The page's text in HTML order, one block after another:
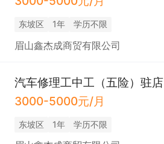
东坡区 1年 学历不限
眉山鑫杰成商贸有限公司
汽车修理工中工（五险）驻店
3000-5000元/月
东坡区 1年 学历不限